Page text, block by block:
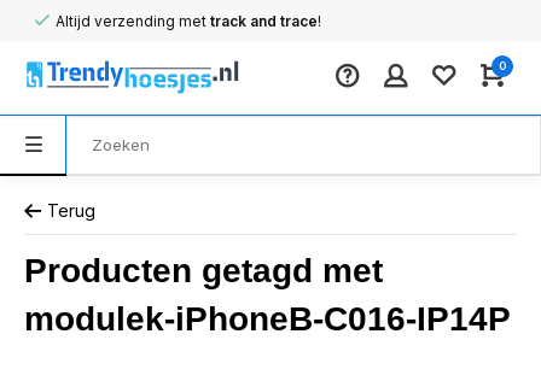
Altijd verzending mettrack and trace!
0
Terug
Producten getagd met
modulek-iPhoneB-C016-IP14P